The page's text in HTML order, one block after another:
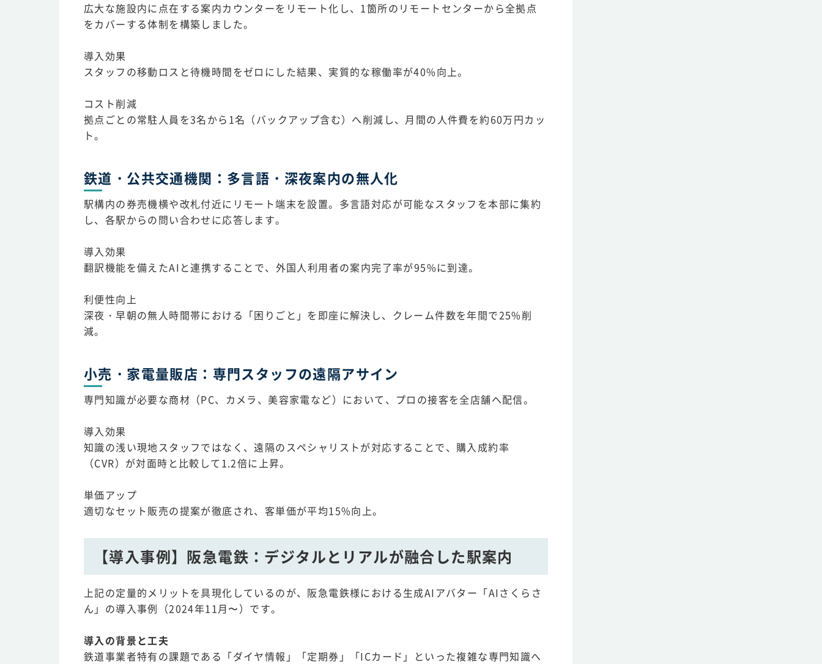
広大な施設内に点在する案内カウンターをリモート化し、1箇所のリモートセンターから全拠点
をカバーする体制を構築しました。
導入効果
スタッフの移動ロスと待機時間をゼロにした結果、実質的な稼働率が40%向上。
コスト削減
拠点ごとの常駐人員を3名から1名（バックアップ含む）へ削減し、月間の人件費を約60万円カッ
ト。
鉄道・公共交通機関：多言語・深夜案内の無人化
駅構内の券売機横や改札付近にリモート端末を設置。多言語対応が可能なスタッフを本部に集約
し、各駅からの問い合わせに応答します。
導入効果
翻訳機能を備えたAIと連携することで、外国人利用者の案内完了率が95%に到達。
利便性向上
深夜・早朝の無人時間帯における「困りごと」を即座に解決し、クレーム件数を年間で25%削
減。
小売・家電量販店：専門スタッフの遠隔アサイン
専門知識が必要な商材（PC、カメラ、美容家電など）において、プロの接客を全店舗へ配信。
導入効果
知識の浅い現地スタッフではなく、遠隔のスペシャリストが対応することで、購入成約率
（CVR）が対面時と比較して1.2倍に上昇。
単価アップ
適切なセット販売の提案が徹底され、客単価が平均15%向上。
【導入事例】阪急電鉄：デジタルとリアルが融合した駅案内
上記の定量的メリットを具現化しているのが、阪急電鉄様における生成AIアバター「AIさくらさ
ん」の導入事例（2024年11月〜）です。
導入の背景と工夫
鉄道事業者特有の課題である「ダイヤ情報」「定期券」「ICカード」といった複雑な専門知識へ